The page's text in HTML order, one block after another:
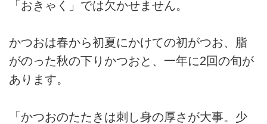
「おきゃく」では欠かせません。
かつおは春から初夏にかけての初がつお、脂
がのった秋の下りかつおと、一年に2回の旬が
あります。
「かつおのたたきは刺し身の厚さが大事。少